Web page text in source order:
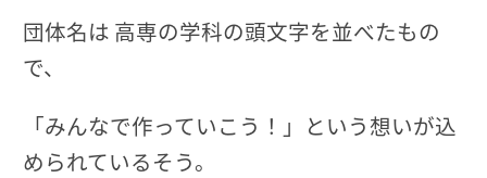
団体名は 高専の学科の頭文字を並べたもの
で、
「みんなで作っていこう！」という想いが込
められているそう。